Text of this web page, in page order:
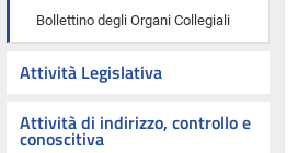
Bollettino degli Organi Collegiali
Attività Legislativa
Attività di indirizzo, controllo e
conoscitiva